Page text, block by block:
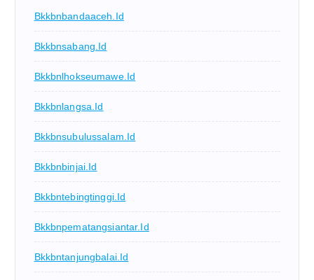
Bkkbnbandaaceh.id
Bkkbnsabang.id
Bkkbnlhokseumawe.id
Bkkbnlangsa.id
Bkkbnsubulussalam.id
Bkkbnbinjai.id
Bkkbntebingtinggi.id
Bkkbnpematangsiantar.id
Bkkbntanjungbalai.id